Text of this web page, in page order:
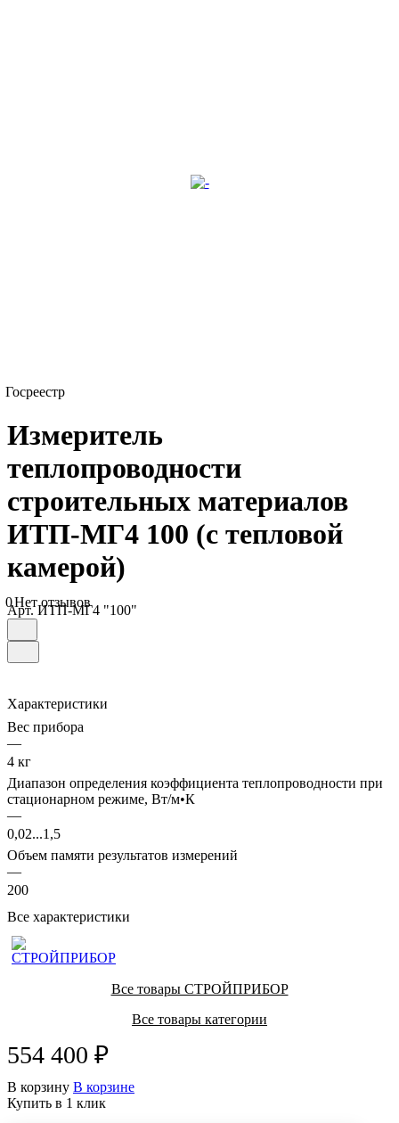
Госреестр
Измеритель
теплопроводности
строительных материалов
ИТП-МГ4 100 (с тепловой
камерой)
0Нет отзывов
Арт.ИТП-МГ4 "100"
Характеристики
Вес прибора
—
4 кг
Диапазон определения коэффициента теплопроводности при
стационарном режиме, Вт/м•К
—
0,02...1,5
Объем памяти результатов измерений
—
200
Все характеристики
Все товары СТРОЙПРИБОР
Все товары категории
554 400 ₽
В корзину В корзине
Купить в 1 клик